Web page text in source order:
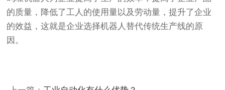
的质量，降低了工人的使用量以及劳动量，提升了企业
的效益，这就是企业选择机器人替代传统生产线的原
因。